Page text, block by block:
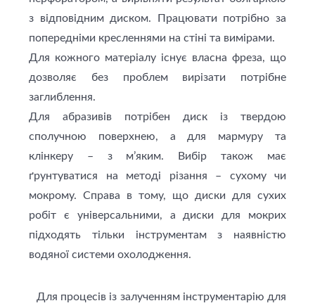
з відповідним диском. Працювати потрібно за
попередніми кресленнями на стіні та вимірами.
Для кожного матеріалу існує власна фреза, що
дозволяє без проблем вирізати потрібне
заглиблення.
Для абразивів потрібен диск із твердою
сполучною поверхнею, а для мармуру та
клінкеру – з м’яким. Вибір також має
ґрунтуватися на методі різання – сухому чи
мокрому. Справа в тому, що диски для сухих
робіт є універсальними, а диски для мокрих
підходять тільки інструментам з наявністю
водяної системи охолодження.
Для процесів із залученням інструментарію для